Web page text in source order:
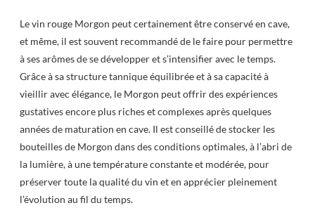
Le vin rouge Morgon peut certainement être conservé en cave,
et même, il est souvent recommandé de le faire pour permettre
à ses arômes de se développer et s’intensifier avec le temps.
Grâce à sa structure tannique équilibrée et à sa capacité à
vieillir avec élégance, le Morgon peut offrir des expériences
gustatives encore plus riches et complexes après quelques
années de maturation en cave. Il est conseillé de stocker les
bouteilles de Morgon dans des conditions optimales, à l’abri de
la lumière, à une température constante et modérée, pour
préserver toute la qualité du vin et en apprécier pleinement
l’évolution au fil du temps.